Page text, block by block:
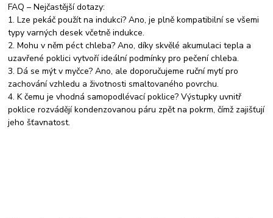
FAQ – Nejčastější dotazy:
1. Lze pekáč použít na indukci? Ano, je plně kompatibilní se všemi
typy varných desek včetně indukce.
2. Mohu v něm péct chleba? Ano, díky skvělé akumulaci tepla a
uzavřené poklici vytvoří ideální podmínky pro pečení chleba.
3. Dá se mýt v myčce? Ano, ale doporučujeme ruční mytí pro
zachování vzhledu a životnosti smaltovaného povrchu.
4. K čemu je vhodná samopodlévací poklice? Výstupky uvnitř
poklice rozvádějí kondenzovanou páru zpět na pokrm, čímž zajišťují
jeho šťavnatost.